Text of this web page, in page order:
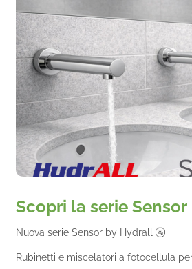
Scopri la serie Sensor
Nuova serie Sensor by Hydrall 🚰
Rubinetti e miscelatori a fotocellula